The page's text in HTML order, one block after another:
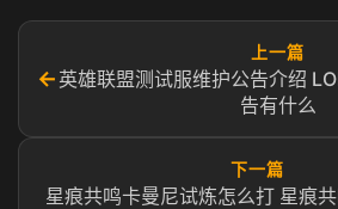
←
上一篇
英雄联盟测试服维护公告介绍
告有什么
下一篇
星痕共鸣卡曼尼试炼怎么打 星痕